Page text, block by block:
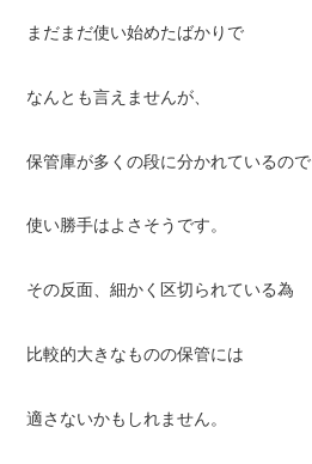
まだまだ使い始めたばかりで
なんとも言えませんが、
保管庫が多くの段に分かれているので
使い勝手はよさそうです。
その反面、細かく区切られている為
比較的大きなものの保管には
適さないかもしれません。